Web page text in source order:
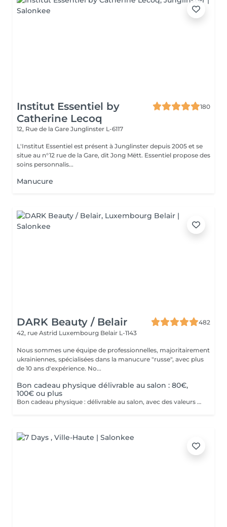
Institut Essentiel by
Catherine Lecoq
180
12, Rue de la Gare Junglinster L-6117
L'Institut Essentiel est présent à Junglinster depuis 2005 et se
situe au n°12 rue de la Gare, dit Jong Mëtt. Essentiel propose des
soins personnalis...
Manucure
DARK Beauty / Belair
482
42, rue Astrid Luxembourg Belair L-1143
Nous sommes une équipe de professionnelles, majoritairement
ukrainiennes, spécialisées dans la manucure "russe", avec plus
de 10 ans d'expérience. No...
Bon cadeau physique délivrable au salon : 80€,
100€ ou plus
Bon cadeau physique : délivrable au salon, avec des valeurs possibles de 80€, 100€ ou plus de 100€. Bon cadeau électronique : délivrable par email, avec une valeur à choisir librement, à acheter directement sur ce site internet. Nos bons cadeaux sont valables sur tous nos services et peuvent être utilisés en plusieurs fois.